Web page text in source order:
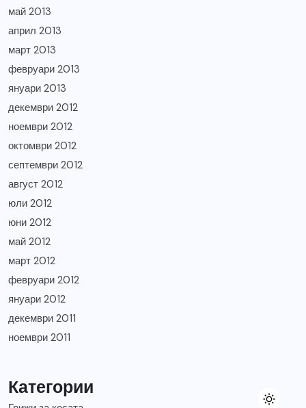
май 2013
април 2013
март 2013
февруари 2013
януари 2013
декември 2012
ноември 2012
октомври 2012
септември 2012
август 2012
юли 2012
юни 2012
май 2012
март 2012
февруари 2012
януари 2012
декември 2011
ноември 2011
Категории